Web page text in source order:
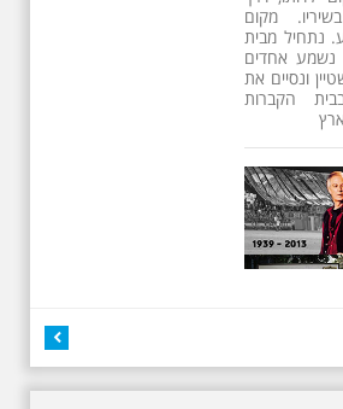
- שישי בבוקר
איינשטיין
חייו
זהב
אביביות
-
-
זמר ענק. סיור
מקום
ונסיים את